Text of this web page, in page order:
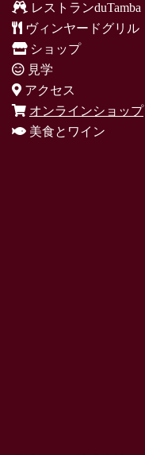
レストランduTamba
ヴィンヤードグリル
ショップ
見学
アクセス
オンラインショップ
美食とワイン